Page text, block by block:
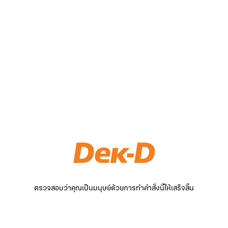
ตรวจสอบว่าคุณเป็นมนุษย์ด้วยการทำคำสั่งนี้ให้เสร็จสิ้น